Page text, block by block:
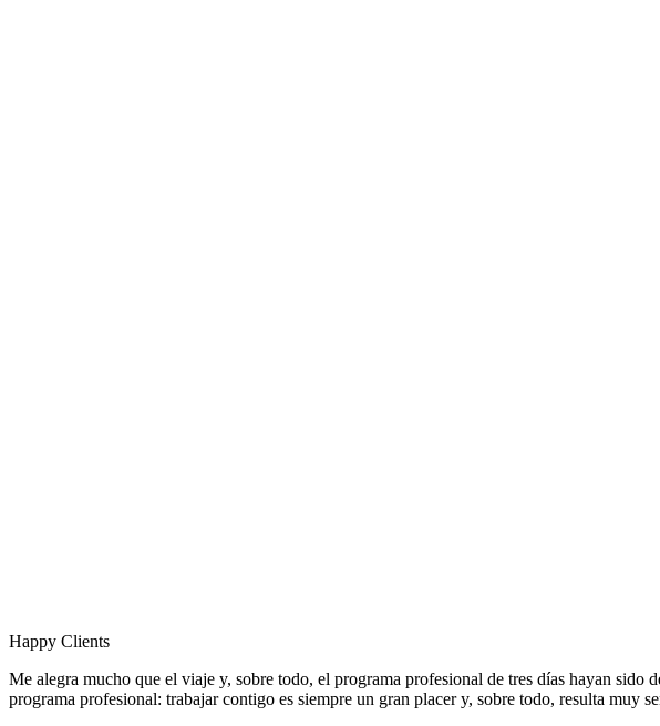
Happy Clients
Me alegra mucho que el viaje y, sobre todo, el programa profesional de tres días hayan
programa profesional: trabajar contigo es siempre un gran placer y, sobre todo, resulta muy